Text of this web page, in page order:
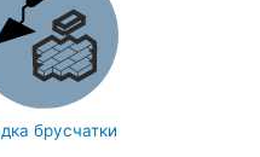
брусчатки